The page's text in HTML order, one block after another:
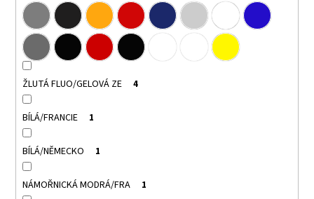
ŽLUTÁ FLUO/GELOVÁ ZE 4
BÍLÁ/FRANCIE 1
BÍLÁ/NĚMECKO 1
NÁMOŘNICKÁ MODRÁ/FRA 1